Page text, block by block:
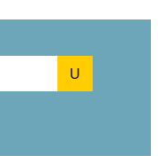
U